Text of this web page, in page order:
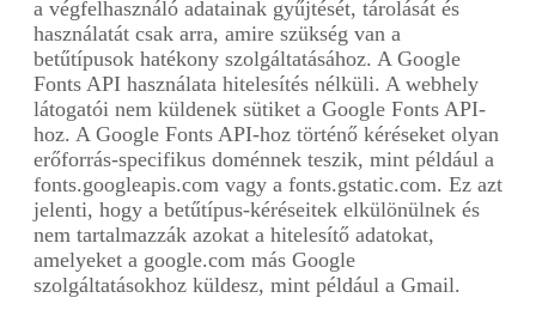
a végfelhasználó adatainak gyűjtését, tárolását és
használatát csak arra, amire szükség van a
betűtípusok hatékony szolgáltatásához. A Google
Fonts API használata hitelesítés nélküli. A webhely
látogatói nem küldenek sütiket a Google Fonts API-
hoz. A Google Fonts API-hoz történő kéréseket olyan
erőforrás-specifikus doménnek teszik, mint például a
fonts.googleapis.com vagy a fonts.gstatic.com. Ez azt
jelenti, hogy a betűtípus-kéréseitek elkülönülnek és
nem tartalmazzák azokat a hitelesítő adatokat,
amelyeket a google.com más Google
szolgáltatásokhoz küldesz, mint például a Gmail.